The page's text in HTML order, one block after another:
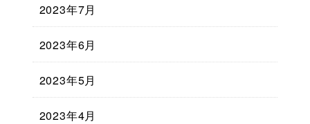
2023年7月
2023年6月
2023年5月
2023年4月